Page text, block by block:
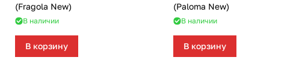
(Fragola New)
В наличии
В корзину
(Paloma New)
В наличии
В корзину